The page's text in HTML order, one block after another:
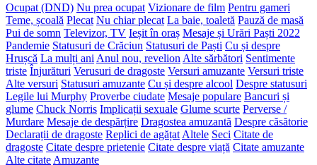
Ocupat (DND) Nu prea ocupat Vizionare de film Pentru gameri
Teme, școală Plecat Nu chiar plecat La baie, toaletă Pauză de masă
Pui de somn Televizor, TV Ieșit în oraș Mesaje și Urări Paști 2022
Pandemie Statusuri de Crăciun Statusuri de Paști Cu și despre
Hrușcă La mulți ani Anul nou, revelion Alte sărbători Sentimente
triste Înjurături Verusuri de dragoste Versuri amuzante Versuri triste
Alte versuri Statusuri amuzante Cu și despre alcool Despre statusuri
Legile lui Murphy Proverbe ciudate Mesaje populare Bancuri și
glume Chuck Norris Implicații sexuale Glume scurte Perverse /
Murdare Mesaje de despărțire Dragostea amuzantă Despre căsătorie
Declarații de dragoste Replici de agățat Altele Seci Citate de
dragoste Citate despre prietenie Citate despre viață Citate amuzante
Alte citate Amuzante